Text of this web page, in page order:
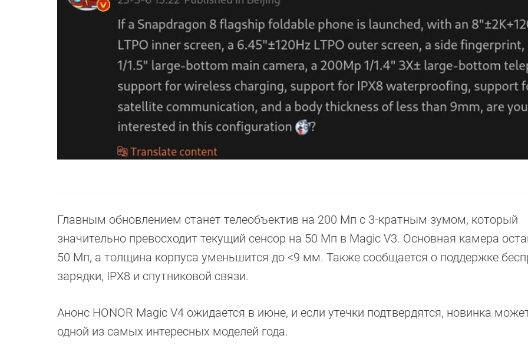
Главным обновлением станет телеобъектив на 200 Мп с 3-кратным зумом, который
значительно превосходит текущий сенсор на 50 Мп в Magic V3. Основная камера
50 Мп, а толщина корпуса уменьшится до <9 мм. Также сообщается о поддержке
зарядки, IPX8 и спутниковой связи.
Анонс HONOR Magic V4 ожидается в июне, и если утечки подтвердятся, новинка
одной из самых интересных моделей года.